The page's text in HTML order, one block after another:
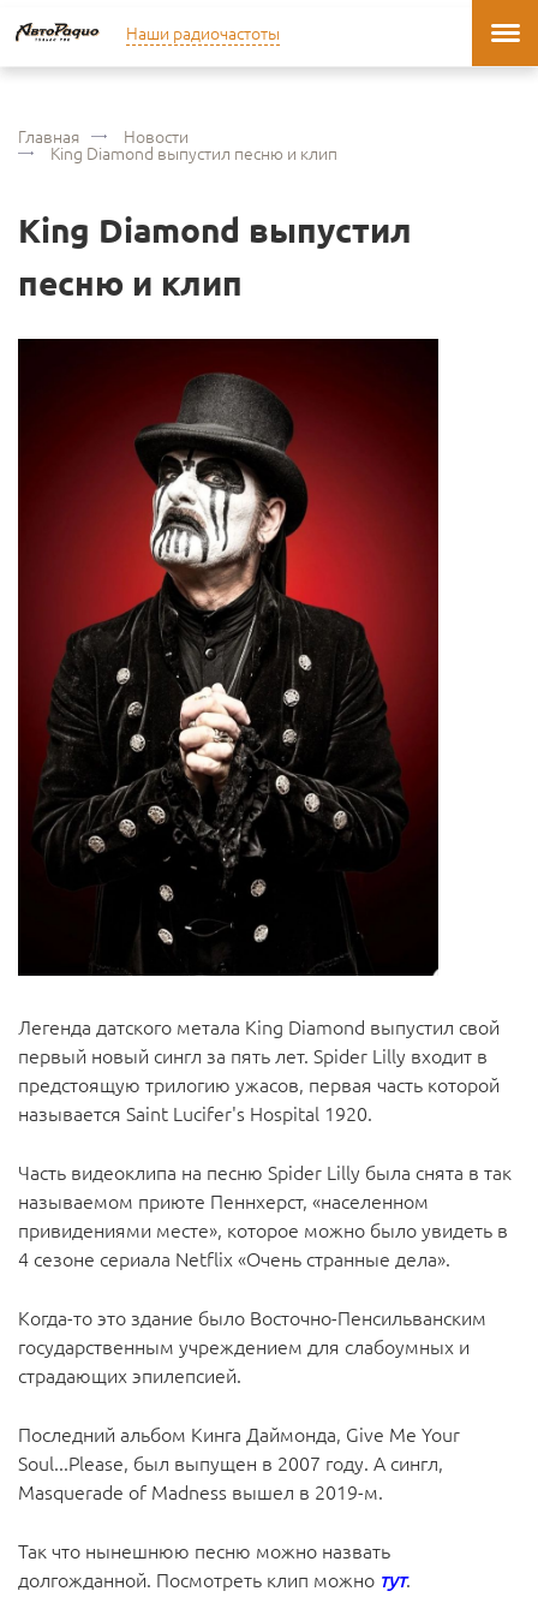
Наши радиочастоты
Главная Новости
King Diamond выпустил песню и клип
King Diamond выпустил
песню и клип
Легенда датского метала King Diamond выпустил свой
первый новый сингл за пять лет. Spider Lilly входит в
предстоящую трилогию ужасов, первая часть которой
называется Saint Lucifer's Hospital 1920.
Часть видеоклипа на песню Spider Lilly была снята в так
называемом приюте Пеннхерст, «населенном
привидениями месте», которое можно было увидеть в
4 сезоне сериала Netflix «Очень странные дела».
Когда-то это здание было Восточно-Пенсильванским
государственным учреждением для слабоумных и
страдающих эпилепсией.
Последний альбом Кинга Даймонда, Give Me Your
Soul...Please, был выпущен в 2007 году. А сингл,
Masquerade of Madness вышел в 2019-м.
Так что нынешнюю песню можно назвать
долгожданной. Посмотреть клип можно тут.